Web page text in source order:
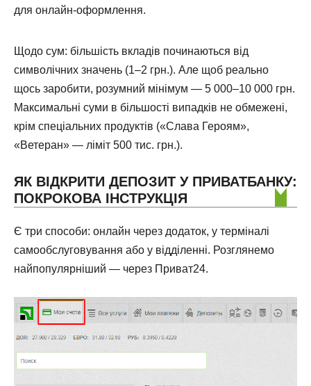
для онлайн-оформлення.
Щодо сум: більшість вкладів починаються від
символічних значень (1–2 грн.). Але щоб реально
щось заробити, розумний мінімум — 5 000–10 000 грн.
Максимальні суми в більшості випадків не обмежені,
крім спеціальних продуктів («Слава Героям»,
«Ветеран» — ліміт 500 тис. грн.).
ЯК ВІДКРИТИ ДЕПОЗИТ У ПРИВАТБАНКУ:
ПОКРОКОВА ІНСТРУКЦІЯ
Є три способи: онлайн через додаток, у терміналі
самообслуговування або у відділенні. Розглянемо
найпопулярніший — через Приват24.